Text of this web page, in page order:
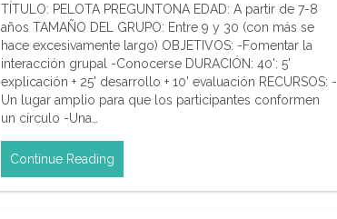
TÍTULO: PELOTA PREGUNTONA EDAD: A partir de 7-8
años TAMAÑO DEL GRUPO: Entre 9 y 30 (con más se
hace excesivamente largo) OBJETIVOS: -Fomentar la
interacción grupal -Conocerse DURACIÓN: 40': 5'
explicación + 25' desarrollo + 10' evaluación RECURSOS: -
Un lugar amplio para que los participantes conformen
un círculo -Una…
Continue Reading